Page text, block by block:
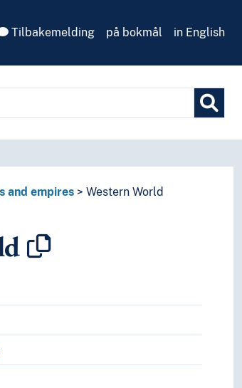
Tilbakemelding på bokmål in English
and empires Western World